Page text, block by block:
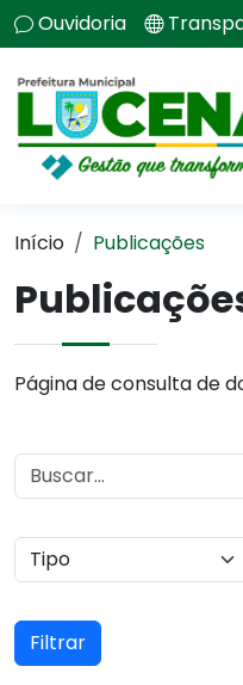
Ouvidoria
Início Publicações
Página de consulta de
Filtrar